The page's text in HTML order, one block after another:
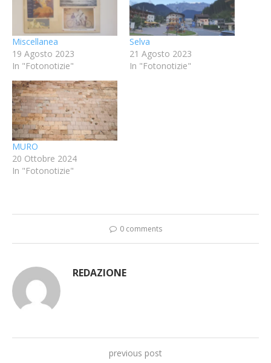
Miscellanea
19 Agosto 2023
In "Fotonotizie"
Selva
21 Agosto 2023
In "Fotonotizie"
MURO
20 Ottobre 2024
In "Fotonotizie"
0 comments
REDAZIONE
previous post